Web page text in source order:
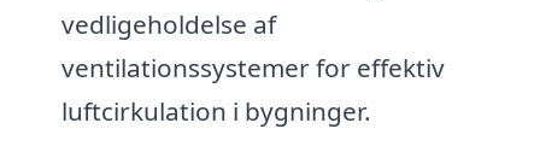
vedligeholdelse af
ventilationssystemer for effektiv
luftcirkulation i bygninger.